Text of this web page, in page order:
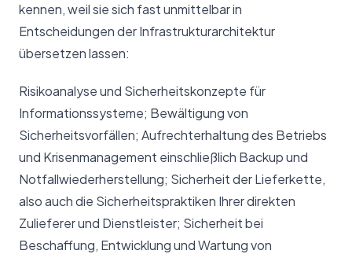
kennen, weil sie sich fast unmittelbar in
Entscheidungen der Infrastrukturarchitektur
übersetzen lassen:
Risikoanalyse und Sicherheitskonzepte für
Informationssysteme; Bewältigung von
Sicherheitsvorfällen; Aufrechterhaltung des Betriebs
und Krisenmanagement einschließlich Backup und
Notfallwiederherstellung; Sicherheit der Lieferkette,
also auch die Sicherheitspraktiken Ihrer direkten
Zulieferer und Dienstleister; Sicherheit bei
Beschaffung, Entwicklung und Wartung von